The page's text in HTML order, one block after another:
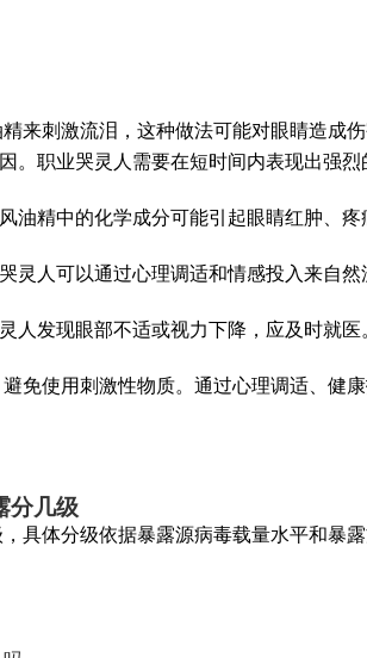
来刺激流泪，这种做法可能对眼睛造成
。职业哭灵人需要在短时间内表现出强
油精中的化学成分可能引起眼睛红肿、
灵人可以通过心理调适和情感投入来自
人发现眼部不适或视力下降，应及时就
免使用刺激性物质。通过心理调适、健
分几级
具体分级依据暴露源病毒载量水平和暴